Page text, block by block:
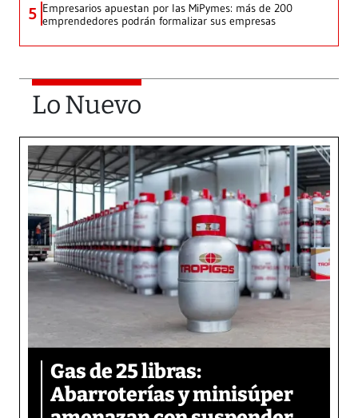
5 Empresarios apuestan por las MiPymes: más de 200
emprendedores podrán formalizar sus empresas
Lo Nuevo
Gas de 25 libras:
Abarroterías y minisúper